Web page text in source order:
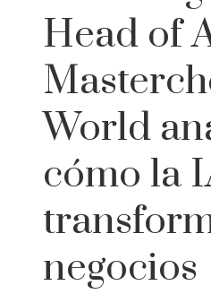
Head of
World
cómo la
negocios